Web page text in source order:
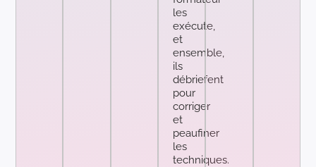
les
exécute,
et
ensemble,
ils
débriefent
pour
corriger
et
peaufiner
les
techniques.